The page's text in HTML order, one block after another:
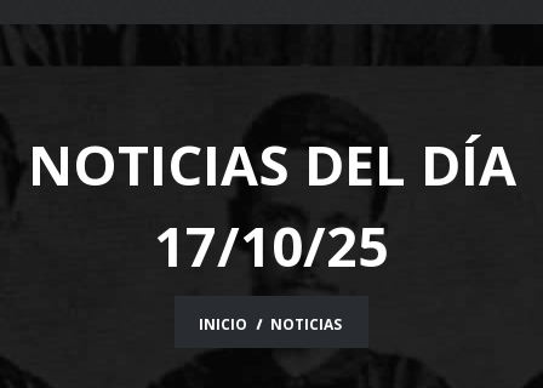
NOTICIAS DEL DÍA
17/10/25
INICIO NOTICIAS